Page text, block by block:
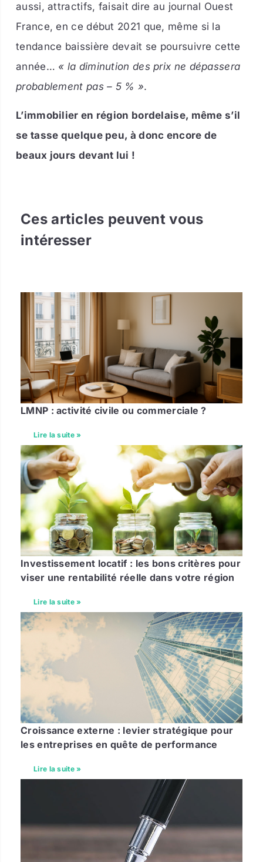
aussi, attractifs, faisait dire au journal Ouest
France, en ce début 2021 que, même si la
tendance baissière devait se poursuivre cette
année… « la diminution des prix ne dépassera
probablement pas – 5 % ».
L’immobilier en région bordelaise, même s’il
se tasse quelque peu, à donc encore de
beaux jours devant lui !
Ces articles peuvent vous
intéresser
LMNP : activité civile ou commerciale ?
Lire la suite »
Investissement locatif : les bons critères pour
viser une rentabilité réelle dans votre région
Lire la suite »
Croissance externe : levier stratégique pour
les entreprises en quête de performance
Lire la suite »